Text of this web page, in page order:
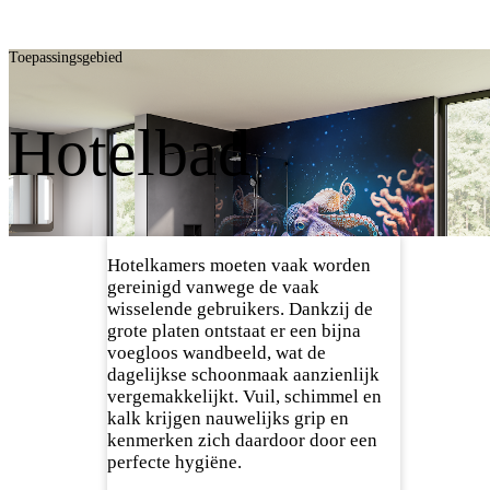
Toepassingsgebied
Hotelbad
Hotelkamers moeten vaak worden
gereinigd vanwege de vaak
wisselende gebruikers. Dankzij de
grote platen ontstaat er een bijna
voegloos wandbeeld, wat de
dagelijkse schoonmaak aanzienlijk
vergemakkelijkt. Vuil, schimmel en
kalk krijgen nauwelijks grip en
kenmerken zich daardoor door een
perfecte hygiëne.